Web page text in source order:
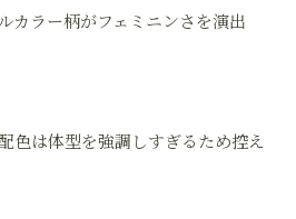
カラー柄がフェミニンさを演出
色は体型を強調しすぎるため控え